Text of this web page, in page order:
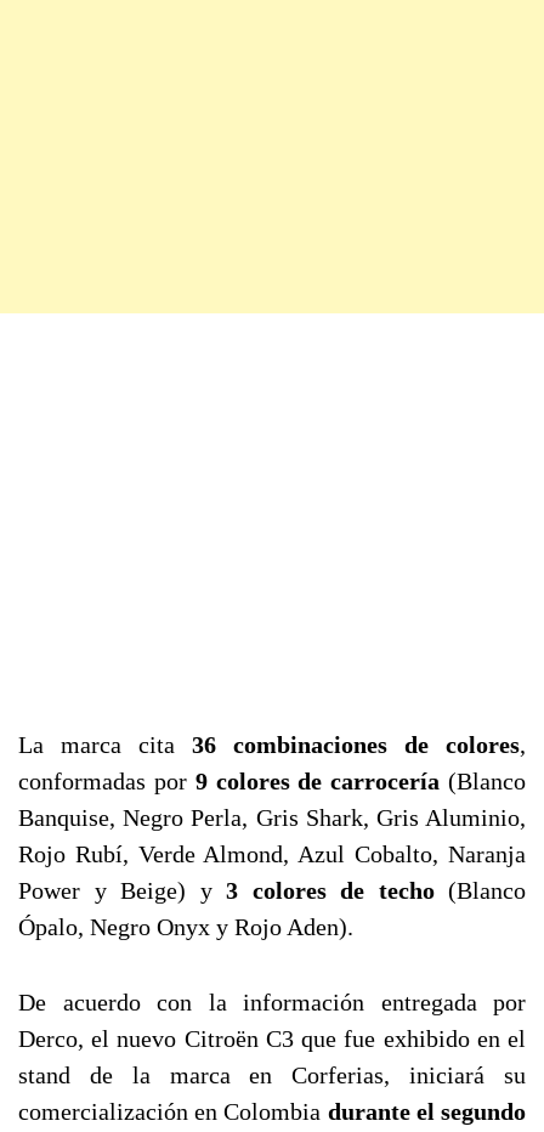
La marca cita 36 combinaciones de colores,
conformadas por 9 colores de carrocería (Blanco
Banquise, Negro Perla, Gris Shark, Gris Aluminio,
Rojo Rubí, Verde Almond, Azul Cobalto, Naranja
Power y Beige) y 3 colores de techo(Blanco
Ópalo, Negro Onyx y Rojo Aden).
De acuerdo con la información entregada por
Derco, el nuevo Citroën C3 que fue exhibido en el
stand de la marca en Corferias, iniciará su
comercialización en Colombia durante el segundo